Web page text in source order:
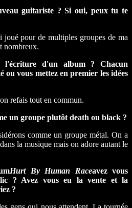
guitariste ? Si oui, peux tu te
pour de multiples groupes de ma
nombreux.
l'écriture d'un album ? Chacun
ou vous mettez en premier les idées
refais tout en commun.
un groupe plutôt death ou black ?
comme un groupe métal. On a
la musique mais on adore autant le
Hurt By Human Raceavez vous
? Avez vous eu la vente et la
?